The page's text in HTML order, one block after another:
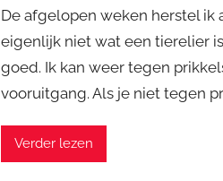
o
r
M
a
De afgelopen weken herstel ik
eigenlijk niet wat een tierelier
goed. Ik kan weer tegen
vooruitgang. Als je niet tegen
Verder lezen